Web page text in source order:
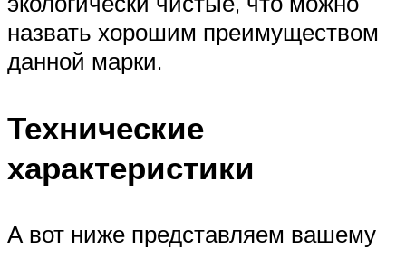
назвать хорошим преимуществом
данной марки.
Технические
характеристики
А вот ниже представляем вашему